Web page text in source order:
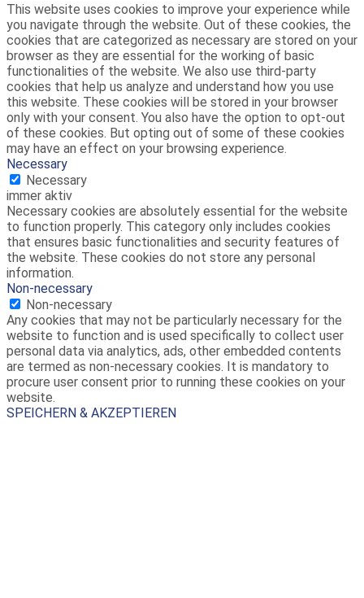
This website uses cookies to improve your experience while
you navigate through the website. Out of these cookies, the
cookies that are categorized as necessary are stored on your
browser as they are essential for the working of basic
functionalities of the website. We also use third-party
cookies that help us analyze and understand how you use
this website. These cookies will be stored in your browser
only with your consent. You also have the option to opt-out
of these cookies. But opting out of some of these cookies
may have an effect on your browsing experience.
Necessary
Necessary
immer aktiv
Necessary cookies are absolutely essential for the website
to function properly. This category only includes cookies
that ensures basic functionalities and security features of
the website. These cookies do not store any personal
information.
Non-necessary
Non-necessary
Any cookies that may not be particularly necessary for the
website to function and is used specifically to collect user
personal data via analytics, ads, other embedded contents
are termed as non-necessary cookies. It is mandatory to
procure user consent prior to running these cookies on your
website.
SPEICHERN & AKZEPTIEREN